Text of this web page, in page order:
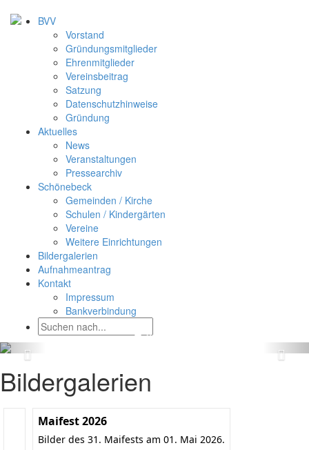
BVV
Vorstand
Gründungsmitglieder
Ehrenmitglieder
Vereinsbeitrag
Satzung
Datenschutzhinweise
Gründung
Aktuelles
News
Veranstaltungen
Pressearchiv
Schönebeck
Gemeinden / Kirche
Schulen / Kindergärten
Vereine
Weitere Einrichtungen
Bildergalerien
Aufnahmeantrag
Kontakt
Impressum
Bankverbindung
Bildergalerien
Maifest 2026
Bilder des 31. Maifests am 01. Mai 2026.